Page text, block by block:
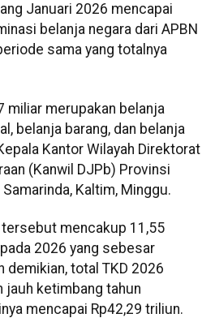
Januari 2026 mencapai
belanja negara dari APBN
sama yang totalnya
miliar merupakan belanja
belanja barang, dan belanja
Kantor Wilayah Direktorat
(Kanwil DJPb) Provinsi
Kaltim, Minggu.
tersebut mencakup 11,55
2026 yang sebesar
demikian, total TKD 2026
jauh ketimbang tahun
mencapai Rp42,29 triliun.